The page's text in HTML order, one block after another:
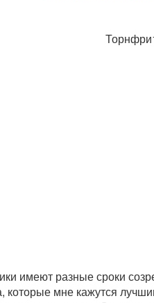
имеют разные сроки
которые мне кажутся